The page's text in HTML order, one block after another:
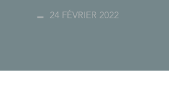
24 FÉVRIER 2022